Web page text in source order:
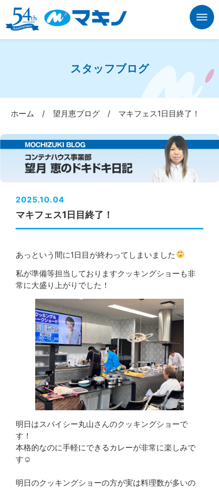
スタッフブログ
ホーム /望月恵ブログ / マキフェス1日目終了！
2025.10.04
マキフェス1日目終了！
あっという間に1日目が終わってしまいました
私が準備等担当しておりますクッキングショーも非
常に大盛り上がりでした！
明日はスパイシー丸山さんのクッキングショーで
す！
本格的なのに手軽にできるカレーが非常に楽しみで
す☺
明日のクッキングショーの方が実は料理数が多いの